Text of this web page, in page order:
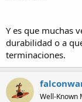
Y es que muchas
durabilidad o a
terminaciones.
Well-Known